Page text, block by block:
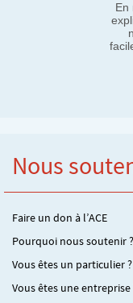
En
Nous
Faire un don à l’ACE
Pourquoi nous soutenir ?
Vous êtes un particulier ?
Vous êtes une entreprise